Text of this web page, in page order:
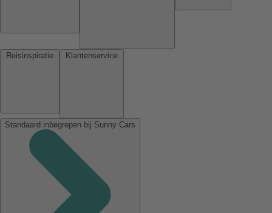
Standaard inbegrepen bij Sunny Cars